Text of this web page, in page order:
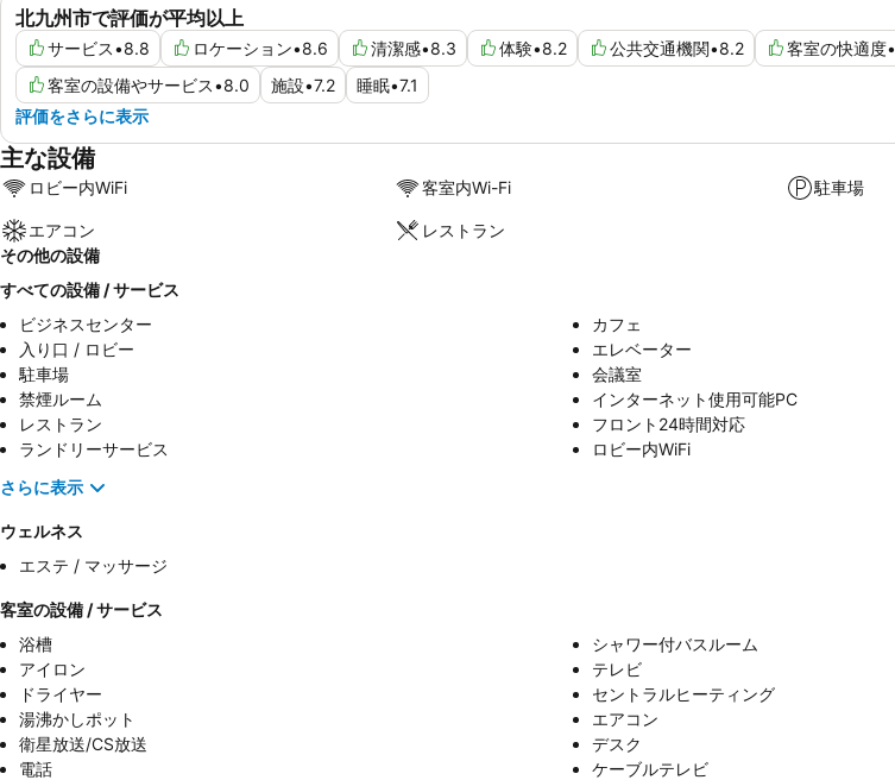
北九州市で評価が平均以上
サービス•8.8 ロケーション•8.6 清潔感•8.3 体験•8.2 公共交通機関•8.2 客室の快適度•
客室の設備やサービス•8.0 施設•7.2 睡眠•7.1
評価をさらに表示
主な設備
ロビー内WiFi 客室内Wi-Fi 駐車場
エアコン
レストラン
その他の設備
すべての設備 / サービス
ビジネスセンター
カフェ
入り口 / ロビー
エレベーター
駐車場
会議室
禁煙ルーム
インターネット使用可能PC
レストラン
フロント24時間対応
ランドリーサービス
ロビー内WiFi
さらに表示
ウェルネス
エステ / マッサージ
客室の設備 / サービス
浴槽
シャワー付バスルーム
アイロン
テレビ
ドライヤー
セントラルヒーティング
湯沸かしポット
エアコン
衛星放送/CS放送
デスク
電話
ケーブルテレビ